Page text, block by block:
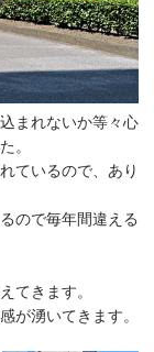
まれないか等々心
。
ているので、あり
ので毎年間違える
てきます。
が湧いてきます。